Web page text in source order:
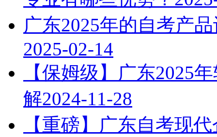
广东2025年的自考产
2025-02-14
【保姆级】广东2025
解2024-11-28
【重磅】广东自考现